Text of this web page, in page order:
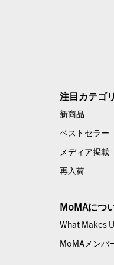
注目カテゴ
新商品
ベストセラー
メディア掲載
再入荷
MoMAにつ
What Makes
MoMAメンバ